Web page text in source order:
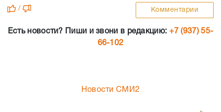
/ Комментарии
Есть новости? Пиши и звони в редакцию: +7 (937) 55-
66-102
Новости СМИ2